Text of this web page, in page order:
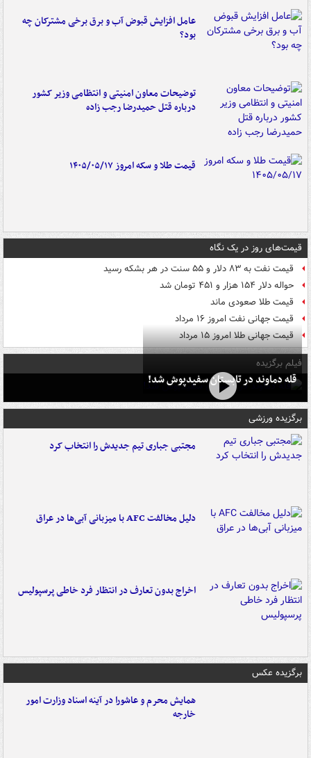
عامل افزایش قبوض آب و برق برخی مشترکان چه
بود؟
توضیحات معاون امنیتی و انتظامی وزیر کشور
درباره قتل حمیدرضا رجب زاده
قیمت طلا و سکه امروز ۱۴۰۵/۰۵/۱۷
قیمت‌های روز در یک نگاه
قیمت نفت به ۸۳ دلار و ۵۵ سنت در هر بشکه رسید
حواله دلار ۱۵۴ هزار و ۴۵۱ تومان شد
قیمت طلا صعودی ماند
قیمت جهانی نفت امروز ۱۶ مرداد
قیمت جهانی طلا امروز ۱۵ مرداد
فیلم برگزیده
قله دماوند در تابستان سفیدپوش شد!
برگزیده ورزشی
مجتبی جباری تیم جدیدش را انتخاب کرد
دلیل مخالفت AFC با میزبانی آبی‌ها در عراق
اخراج بدون تعارف در انتظار فرد خاطی پرسپولیس
برگزیده عکس
همایش محرم و عاشورا در آینه اسناد وزارت امور
خارجه